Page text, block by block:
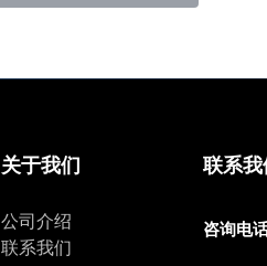
关于我们
公司介绍
联系我们
联系我
咨询电